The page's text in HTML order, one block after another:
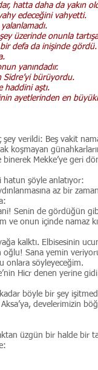
hatta daha da yakın
edeceğini vahyetti.
üzerinde onunla
defa da inişinde gördü.
yanındadır.
Sidre’yi bürüyordu.
haddini aştı.
ayetlerinden en
şey verildi: Beş vakit
koşmayan
binerek Mekke’ye geri
hatun şöyle anlatıyor:
az bir
Senin de gördüğün
ve onun içinde namaz
kalktı. Elbisesinin
oğlu! Sana yemin
onlara söyleyeceğim.
Hicr denen yerine
böyle bir şey
develerimizin
üzgün bir halde bir